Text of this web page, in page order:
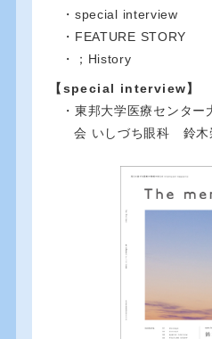
・special interview
・FEATURE STORY
・；History
【special interview】
・東邦大学医療センタ
会 いしづち眼科 鈴木